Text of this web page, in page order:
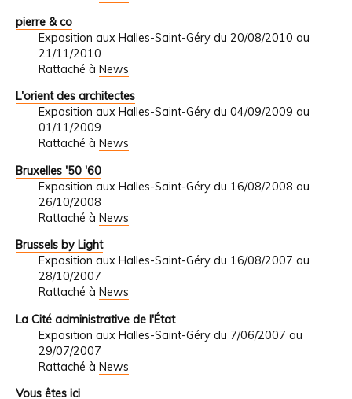
pierre & co
Exposition aux Halles-Saint-Géry du 20/08/2010 au
21/11/2010
Rattaché à News
L'orient des architectes
Exposition aux Halles-Saint-Géry du 04/09/2009 au
01/11/2009
Rattaché à News
Bruxelles '50 '60
Exposition aux Halles-Saint-Géry du 16/08/2008 au
26/10/2008
Rattaché à News
Brussels by Light
Exposition aux Halles-Saint-Géry du 16/08/2007 au
28/10/2007
Rattaché à News
La Cité administrative de l'État
Exposition aux Halles-Saint-Géry du 7/06/2007 au
29/07/2007
Rattaché à News
Vous êtes ici